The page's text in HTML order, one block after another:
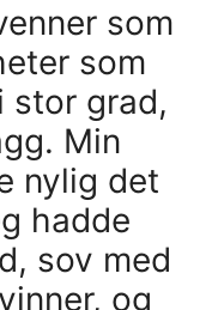
som
som
stor grad,
Min
nylig det
hadde
sov med
og